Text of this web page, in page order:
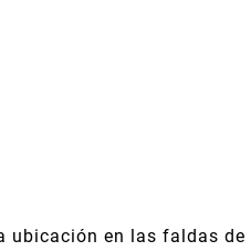
ubicación en las faldas